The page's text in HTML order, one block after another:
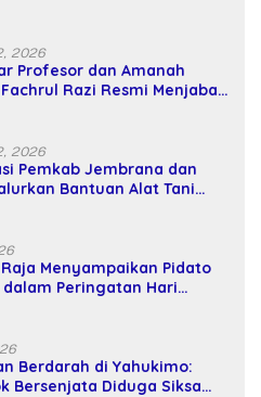
2026
Profesor dan Amanah
Fachrul Razi Resmi Menjabat
2026
Pemkab Jembrana dan
Bantuan Alat Tani
Menyampaikan Pidato
dalam Peringatan Hari
Berdarah di Yahukimo:
Bersenjata Diduga Siksa